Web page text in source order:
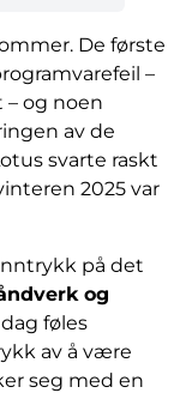
De første
–
og noen
av de
svarte raskt
2025 var
på det
og
føles
av å være
seg med en